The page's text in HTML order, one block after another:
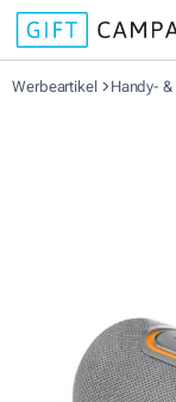
Werbeartikel Handy-